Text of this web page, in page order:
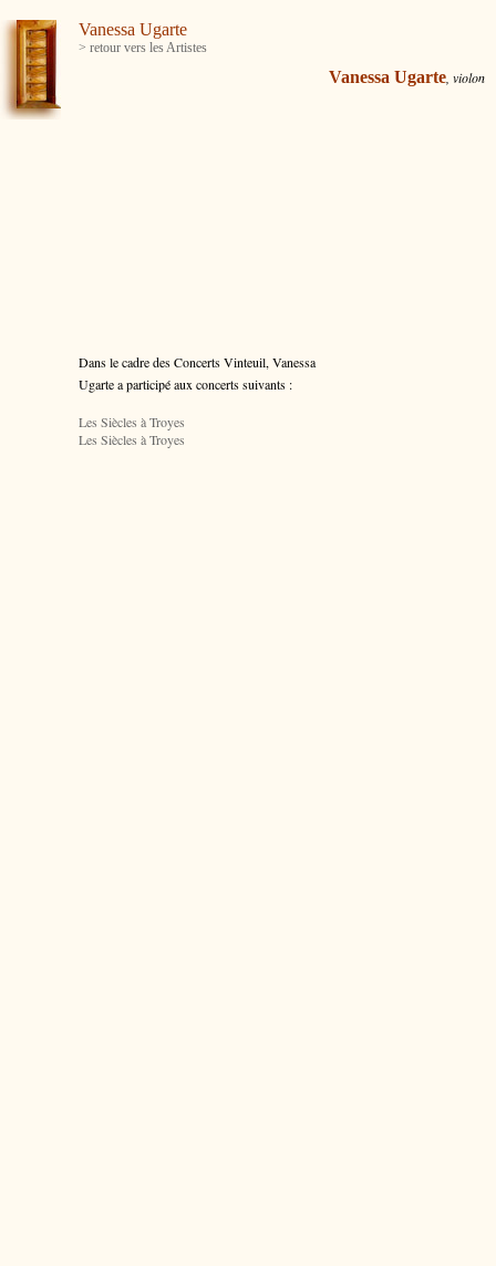
Vanessa Ugarte
> retour vers les Artistes
Vanessa Ugarte , violon
Dans le cadre des Concerts Vinteuil, Vanessa
Ugarte a participé aux concerts suivants :
Les Siècles à Troyes
Les Siècles à Troyes